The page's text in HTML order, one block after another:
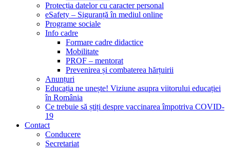
Protecția datelor cu caracter personal
eSafety – Siguranță în mediul online
Programe sociale
Info cadre
Formare cadre didactice
Mobilitate
PROF – mentorat
Prevenirea și combaterea hărțuirii
Anunțuri
Educația ne unește! Viziune asupra viitorului educației
în România
Ce trebuie să știți despre vaccinarea împotriva COVID-
19
Contact
Conducere
Secretariat